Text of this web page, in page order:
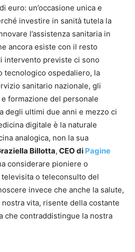
euro: un’occasione unica e
investire in sanità tutela la
l’assistenza sanitaria in
ancora esiste con il resto
intervento previste ci sono
tecnologico ospedaliero, la
sanitario nazionale, gli
formazione del personale
degli ultimi due anni e mezzo ci
digitale è la naturale
analogica, non la sua
Billotta, CEO di Pagine
considerare pioniere o
o teleconsulto del
invece che anche la salute,
vita, risente della costante
che contraddistingue la nostra